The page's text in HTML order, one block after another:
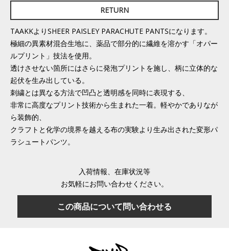
RETURN
TAAKKよりSHEER PAISLEY PARACHUTE PANTSになります。
極細の異素材混合生地に、薬品で部分的に繊維を溶かす「オパー
ルプリント」技法を使用。
透けさせない箇所にはさらに発泡プリントを施し、柄に立体的な
起伏を生み出している。
刺繍とは異なる方法で凹凸と透明感を同時に表現する、
非常に高度なプリント技術から生まれた一着。軽やかでありなが
ら装飾的、
クラフトと化学の境界を越える布の実験より生み出された変形パ
ラシュートパンツ。
入荷情報、在庫状況等
お気軽にお問い合わせください。
この商品について問い合わせる